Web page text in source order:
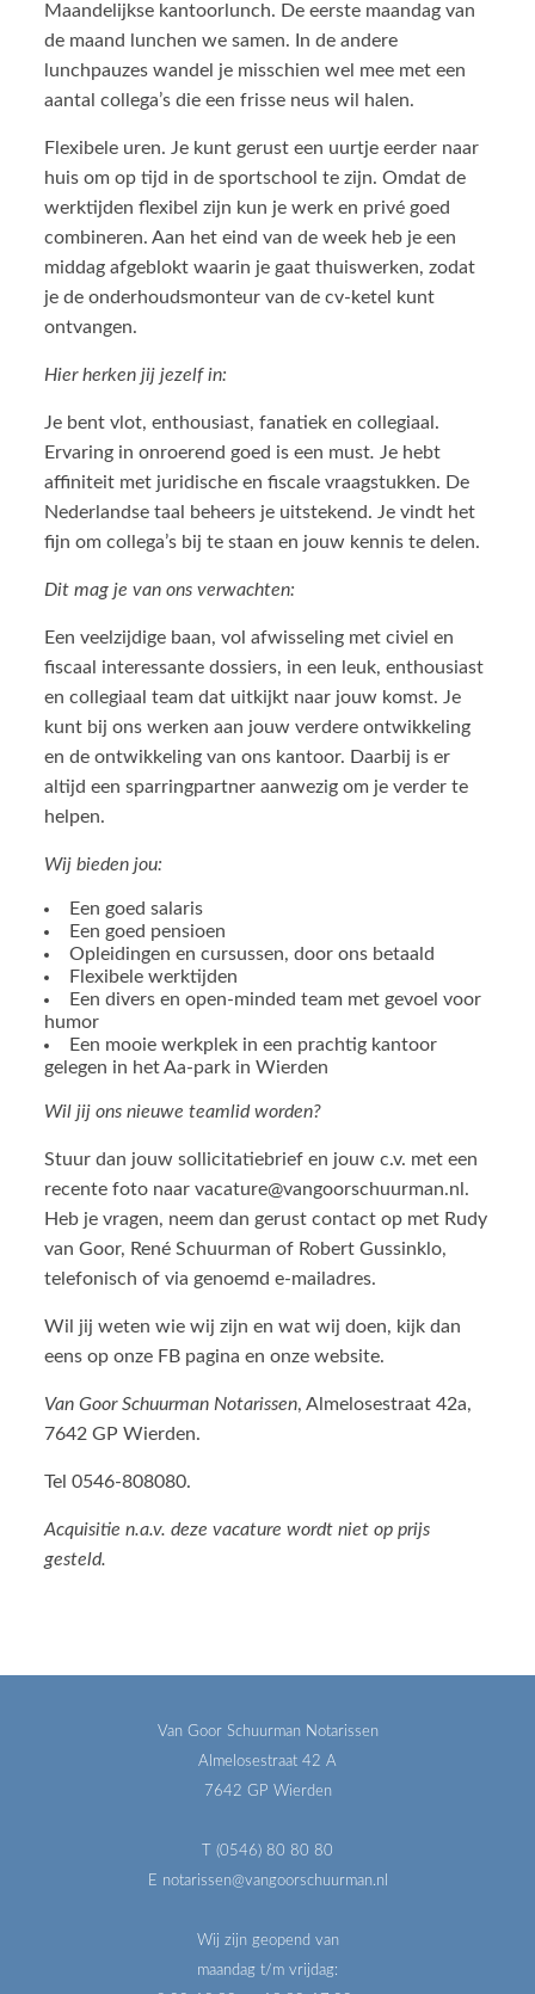
Maandelijkse kantoorlunch. De eerste maandag van
de maand lunchen we samen. In de andere
lunchpauzes wandel je misschien wel mee met een
aantal collega’s die een frisse neus wil halen.
Flexibele uren. Je kunt gerust een uurtje eerder naar
huis om op tijd in de sportschool te zijn. Omdat de
werktijden flexibel zijn kun je werk en privé goed
combineren. Aan het eind van de week heb je een
middag afgeblokt waarin je gaat thuiswerken, zodat
je de onderhoudsmonteur van de cv-ketel kunt
ontvangen.
Hier herken jij jezelf in:
Je bent vlot, enthousiast, fanatiek en collegiaal.
Ervaring in onroerend goed is een must. Je hebt
affiniteit met juridische en fiscale vraagstukken. De
Nederlandse taal beheers je uitstekend. Je vindt het
fijn om collega’s bij te staan en jouw kennis te delen.
Dit mag je van ons verwachten:
Een veelzijdige baan, vol afwisseling met civiel en
fiscaal interessante dossiers, in een leuk, enthousiast
en collegiaal team dat uitkijkt naar jouw komst. Je
kunt bij ons werken aan jouw verdere ontwikkeling
en de ontwikkeling van ons kantoor. Daarbij is er
altijd een sparringpartner aanwezig om je verder te
helpen.
Wij bieden jou:
Een goed salaris
Een goed pensioen
Opleidingen en cursussen, door ons betaald
Flexibele werktijden
Een divers en open-minded team met gevoel voor
humor
Een mooie werkplek in een prachtig kantoor
gelegen in het Aa-park in Wierden
Wil jij ons nieuwe teamlid worden?
Stuur dan jouw sollicitatiebrief en jouw c.v. met een
recente foto naar vacature@vangoorschuurman.nl .
Heb je vragen, neem dan gerust contact op met Rudy
van Goor, René Schuurman of Robert Gussinklo,
telefonisch of via genoemd e-mailadres.
Wil jij weten wie wij zijn en wat wij doen, kijk dan
eens op onze FB pagina en onze website.
Van Goor Schuurman Notarissen, Almelosestraat 42a,
7642 GP Wierden.
Tel 0546-808080.
Acquisitie n.a.v. deze vacature wordt niet op prijs
gesteld.
Van Goor Schuurman Notarissen
Almelosestraat 42 A
7642 GP Wierden
T (0546) 80 80 80
E notarissen@vangoorschuurman.nl
Wij zijn geopend van
maandag t/m vrijdag: